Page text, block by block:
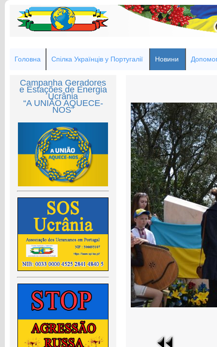
Головна Спілка Українців у Португалії Новини
Campanha Geradores
e Estações de Energia
Ucrânia
“A UNIÃO AQUECE-
NOS”